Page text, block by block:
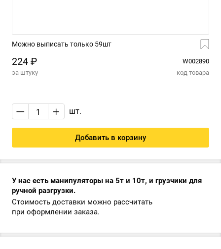
Можно выписать только 59шт
224 ₽
W002890
за штуку
код товара
— + шт.
Добавить в корзину
У нас есть манипуляторы на 5т и 10т, и грузчики для
ручной разгрузки.
Стоимость доставки можно рассчитать
при оформлении заказа.